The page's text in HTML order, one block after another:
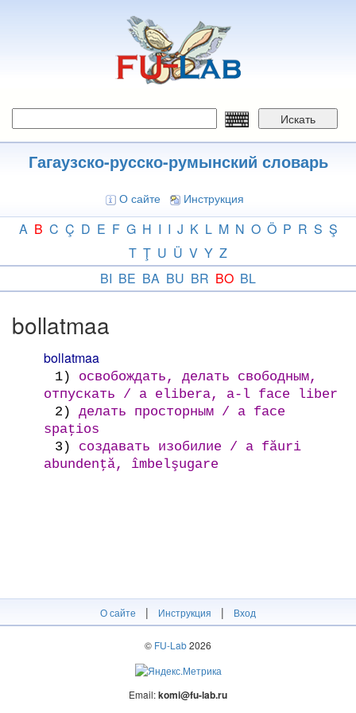
Искать
Гагаузско-русско-румынский словарь
О сайте Инструкция
A B C Ç D E F G H I I J K L M N O Ö P R S Ş
T Ţ U Ü V Y Z
BI BE BA BU BR BO BL
bollatmaa
bollatmaa
1)
освобождать, делать свободным,
отпускать / a elibera, a-l face liber
2)
делать просторным / a face
spaţios
3)
создавать изобилие / a făuri
abundenţă, îmbelşugare
О сайте | Инструкция | Вход
© FU-Lab2026
Email:komi@fu-lab.ru